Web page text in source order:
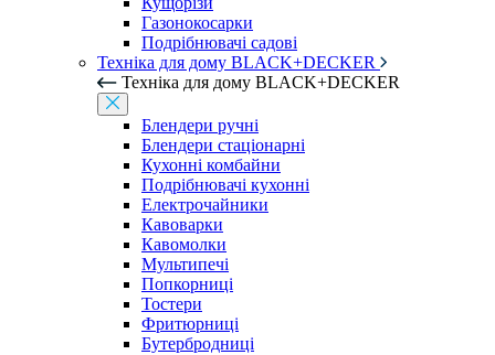
Газонокосарки
Подрібнювачі садові
Техніка для дому BLACK+DECKER
Техніка для дому BLACK+DECKER
Блендери ручні
Блендери стаціонарні
Кухонні комбайни
Подрібнювачі кухонні
Електрочайники
Кавоварки
Кавомолки
Мультипечі
Попкорниці
Тостери
Фритюрниці
Бутербродниці